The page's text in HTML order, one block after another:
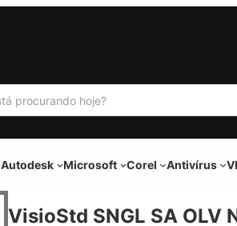
Autodesk Microsoft Corel Antivírus
VisioStd SNGL SA OLV